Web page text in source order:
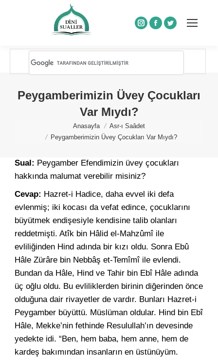
Instagram
Facebook
Twitter
Peygamberimizin Üvey Çocukları
Var Mıydı?
Anasayfa
Asr-ı Saâdet
Peygamberimizin Üvey Çocukları Var Mıydı?
Sual: Peygamber Efendimizin üvey çocukları
hakkında malumat verebilir misiniz?
Cevap: Hazret-i Hadice, daha evvel iki defa
evlenmiş; iki kocası da vefat edince, çocuklarını
büyütmek endişesiyle kendisine talib olanları
reddetmişti. Atîk bin Hâlid el-Mahzûmî ile
evliliğinden Hind adında bir kızı oldu. Sonra Ebû
Hâle Zürâre bin Nebbâş et-Temîmî ile evlendi.
Bundan da Hâle, Hind ve Tahir bin Ebî Hâle adında
üç oğlu oldu. Bu evliliklerden birinin diğerinden önce
olduğuna dair rivayetler de vardır. Bunları Hazret-i
Peygamber büyüttü. Müslüman oldular. Hind bin Ebî
Hâle, Mekke’nin fethinde Resulullah’ın devesinde
yedekte idi. “Ben, hem baba, hem anne, hem de
kardeş bakımından insanların en üstünüyüm.